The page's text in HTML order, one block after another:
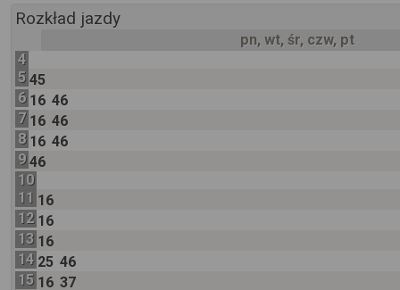
Rozkład jazdy
pn, wt, śr, czw, pt
4
5 45
6 16 46
7 16 46
8 16 46
9 46
10
11 16
12 16
13 16
14 25 46
15 16 37